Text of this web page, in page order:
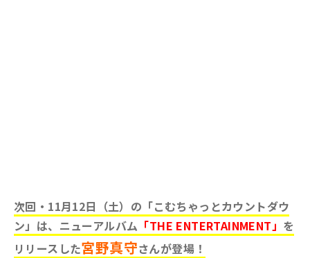
次回・11月12日（土）の「こむちゃっとカウントダウ
ン」は、ニューアルバム 「THE ENTERTAINMENT」 を
リリースした宮野真守さんが登場 ！